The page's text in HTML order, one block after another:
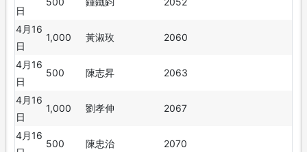
日
4月16
日
1,000 黃淑玫 2060
4月16
日
500 陳志昇 2063
4月16
日
1,000 劉孝伸 2067
4月16
500 陳忠治 2070